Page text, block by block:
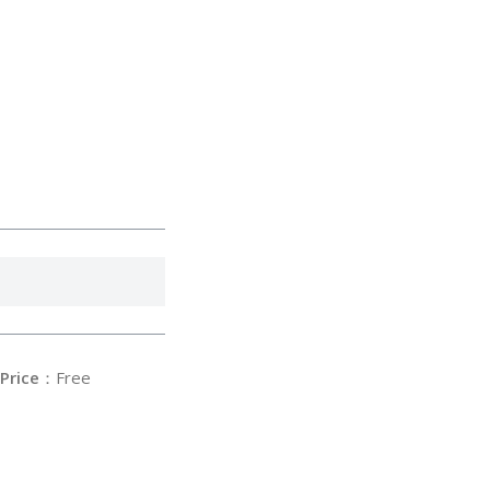
Price ：Free